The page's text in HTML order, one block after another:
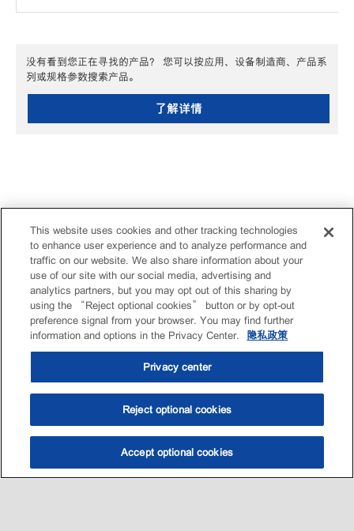
选油助手 查找门店
没有看到您正在寻找的产品？ 您可以按应用、设备制造商、产品系
列或规格参数搜索产品。
了解详情
This website uses cookies and other tracking technologies
to enhance user experience and to analyze performance and
traffic on our website. We also share information about your
use of our site with our social media, advertising and
analytics partners, but you may opt out of this sharing by
using the “Reject optional cookies” button or by opt-out
preference signal from your browser. You may find further
information and options in the Privacy Center.
隐私政策
Privacy center
Reject optional cookies
Accept optional cookies